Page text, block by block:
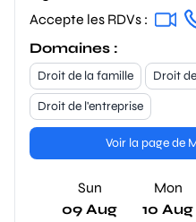
Accepte les RDVs :
Domaines :
Droit de la famille
Droit
Droit de l'entreprise
Voir la page de
Sun
09 Aug
Mon
10 Aug